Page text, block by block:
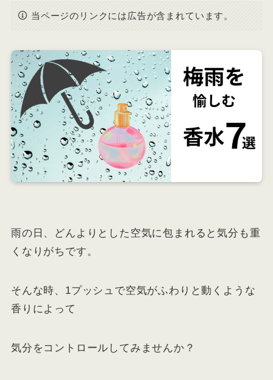
当ページのリンクには広告が含まれています。
雨の日、どんよりとした空気に包まれると気分も重
くなりがちです。
そんな時、1プッシュで空気がふわりと動くような
香りによって
気分をコントロールしてみませんか？